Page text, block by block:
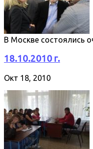
В Москве состоялись
18.10.2010 г.
Окт 18, 2010